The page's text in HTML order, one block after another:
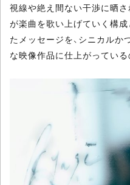
視線や絶え間ない干渉に晒
が楽曲を歌い上げていく構
たメッセージを、シニカル
な映像作品に仕上がっている